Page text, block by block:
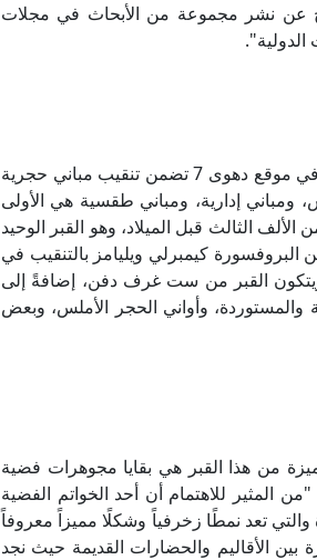
نتج عن نشر مجموعة من الأبحاث في مجلات
كما أشار البروفسور ناصر الجهوري إلى "أن العمل الأثري لقسم الآثار في موقع دهوى 7 تضمن تنقيب مباني حجرية
إدارية، ومباني طقسية هي الأولى
الثالث قبل الميلاد، وهو القبر الوحيد
قام القسم بالتعاون من البروفسورة كيمبرلي ويليامز بالتنقيب في
ويتكون القبر من ست غرف دفن، إضافةً إلى
والمستوردة، وأواني الحجر الأملس، وبعض
من هذا القبر هي بقايا مجوهرات فضية
المثير للاهتمام أن أحد الخواتم الفضية
والتي تعد نمطًا زخرفياً وشكلًا مميزاً معروفاً
بين الأقاليم والحضارات القديمة حيث نجد